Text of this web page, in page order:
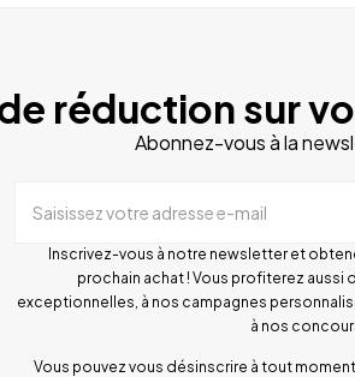
réduction sur
Abonnez-vous à la
Saisissez votre adresse e-mail
Inscrivez-vous à notre newsletter et
prochain achat ! Vous profiterez aussi
exceptionnelles, à nos campagnes
à nos
Vous pouvez vous désinscrire à tout